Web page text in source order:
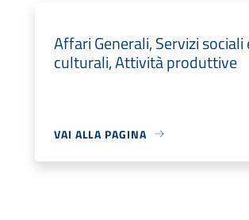
Affari Generali, Servizi sociali
culturali, Attività produttive
VAI ALLA PAGINA